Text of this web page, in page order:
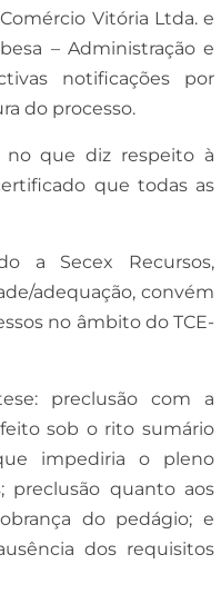
Vitória Ltda. e
– Administração e
notificações por
do processo.
no que diz respeito à
que todas as
a Secex Recursos,
adequação, convém
no âmbito do TCE-
preclusão com a
sob o rito sumário
impediria o pleno
preclusão quanto aos
do pedágio; e
dos requisitos